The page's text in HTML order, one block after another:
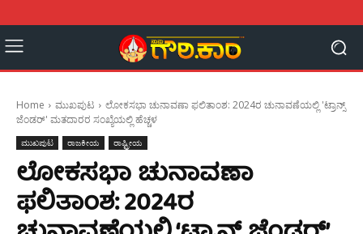
Home ಮುಖಪುಟ
ಲೋಕಸಭಾ ಚುನಾವಣಾ ಫಲಿತಾಂಶ: 2024ರ ಚುನಾವಣೆಯಲ್ಲಿ 'ಟ್ರಾನ್ಸ್‌
ಜೆಂಡರ್' ಮತದಾರರ ಸಂಖ್ಯೆಯಲ್ಲಿ ಹೆಚ್ಚಳ
ಮುಖಪುಟ ರಾಜಕೀಯ ರಾಷ್ಟ್ರೀಯ
ಲೋಕಸಭಾ ಚುನಾವಣಾ
ಫಲಿತಾಂಶ: 2024ರ